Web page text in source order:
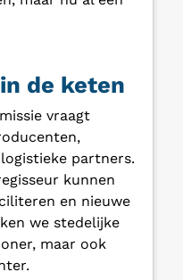
de keten
vraagt
partners.
kunnen
en nieuwe
we stedelijke
maar ook